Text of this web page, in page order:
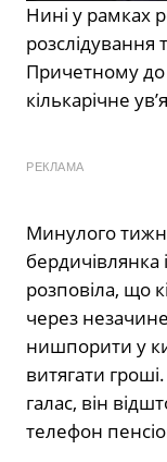
Нині у рамках
розслідування
Причетному
кількарічне
РЕКЛАМА
Минулого
бердичівлянка
розповіла, що
через
нишпорити у
витягати
галас, він
телефон